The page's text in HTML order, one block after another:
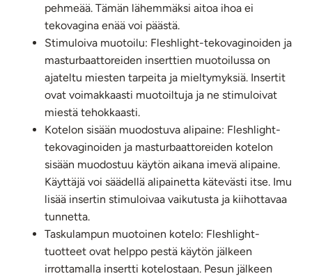
pehmeää. Tämän lähemmäksi aitoa ihoa ei
tekovagina enää voi päästä.
Stimuloiva muotoilu: Fleshlight-tekovaginoiden ja
masturbaattoreiden inserttien muotoilussa on
ajateltu miesten tarpeita ja mieltymyksiä. Insertit
ovat voimakkaasti muotoiltuja ja ne stimuloivat
miestä tehokkaasti.
Kotelon sisään muodostuva alipaine: Fleshlight-
tekovaginoiden ja masturbaattoreiden kotelon
sisään muodostuu käytön aikana imevä alipaine.
Käyttäjä voi säädellä alipainetta kätevästi itse. Imu
lisää insertin stimuloivaa vaikutusta ja kiihottavaa
tunnetta.
Taskulampun muotoinen kotelo: Fleshlight-
tuotteet ovat helppo pestä käytön jälkeen
irrottamalla insertti kotelostaan. Pesun jälkeen